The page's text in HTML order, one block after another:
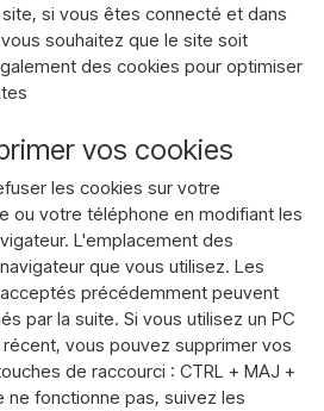
si vous êtes connecté et dans
souhaitez que le site soit
des cookies pour optimiser
vos cookies
les cookies sur votre
ou votre téléphone en modifiant les
L'emplacement des
que vous utilisez. Les
précédemment peuvent
par la suite. Si vous utilisez un PC
vous pouvez supprimer vos
de raccourci : CTRL + MAJ +
ne fonctionne pas, suivez les